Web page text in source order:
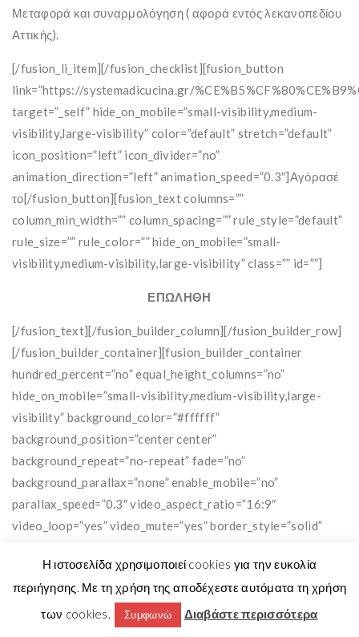
Μεταφορά και συναρμολόγηση ( αφορά εντός λεκανοπεδίου
Αττικής).
[/fusion_li_item][/fusion_checklist][fusion_button
link=”https://systemadicucina.gr/
target=”_self” hide_on_mobile=”small-visibility,medium-
visibility,large-visibility” color=”default” stretch=”default”
icon_position=”left” icon_divider=”no”
animation_direction=”left” animation_speed=”0.3″]Αγόρασέ
το[/fusion_button][fusion_text columns=””
column_min_width=”” column_spacing=”” rule_style=”default”
rule_size=”” rule_color=”” hide_on_mobile=”small-
visibility,medium-visibility,large-visibility” class=”” id=””]
ΕΠΩΛΗΘΗ
[/fusion_text][/fusion_builder_column][/fusion_builder_row]
[/fusion_builder_container][fusion_builder_container
hundred_percent=”no” equal_height_columns=”no”
hide_on_mobile=”small-visibility,medium-visibility,large-
visibility” background_color=”#ffffff”
background_position=”center center”
background_repeat=”no-repeat” fade=”no”
background_parallax=”none” enable_mobile=”no”
parallax_speed=”0.3″ video_aspect_ratio=”16:9″
video_loop=”yes” video_mute=”yes” border_style=”solid”
[fusion_builder_row][fusion_builder_column type=”1_2″
layout=”1_2″ spacing=”” center_content=”no”
hover_type=”none” link=”” min_height=””
Η ιστοσελίδα χρησιμοποιεί cookies για την ευκολία
περιήγησης. Με τη χρήση της αποδέχεστε αυτόματα τη χρήση
των cookies.
Συμφωνώ Διαβάστε περισσότερα